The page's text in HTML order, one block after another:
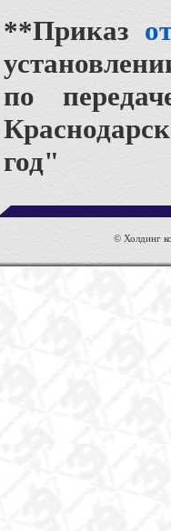
**Приказ
по
год"
© Холдинг